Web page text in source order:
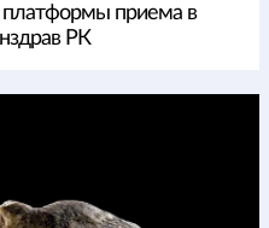
платформы приема в
РК